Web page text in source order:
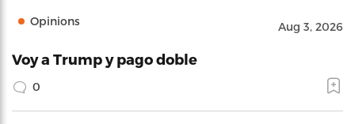
Opinions Aug 3, 2026
Voy a Trump y pago doble
0